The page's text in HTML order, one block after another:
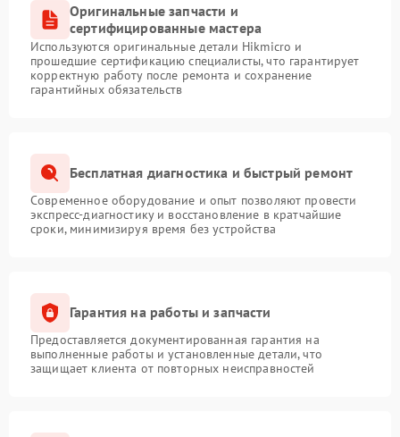
Оригинальные запчасти и
сертифицированные мастера
Используются оригинальные детали Hikmicro и
прошедшие сертификацию специалисты, что гарантирует
корректную работу после ремонта и сохранение
гарантийных обязательств
Бесплатная диагностика и быстрый ремонт
Современное оборудование и опыт позволяют провести
экспресс-диагностику и восстановление в кратчайшие
сроки, минимизируя время без устройства
Гарантия на работы и запчасти
Предоставляется документированная гарантия на
выполненные работы и установленные детали, что
защищает клиента от повторных неисправностей